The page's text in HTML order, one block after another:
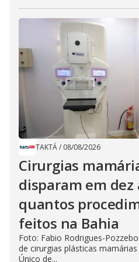
TAKTÁ/ 08/08/2026
Cirurgias
disparam em dez
quantos
feitos na Bahia
Foto: Fabio Rodrigues-
de cirurgias plásticas
Único de...